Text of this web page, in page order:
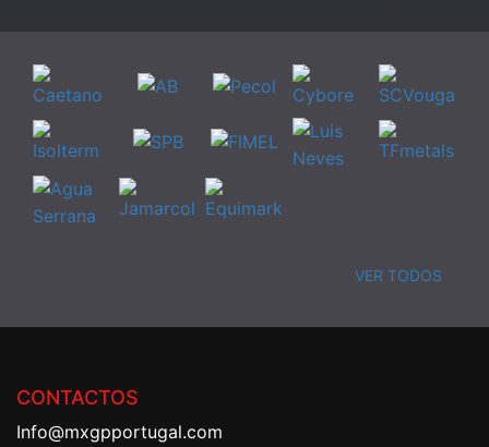
VER TODOS
CONTACTOS
Info@mxgpportugal.com